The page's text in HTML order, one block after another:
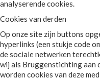
analyserende cookies.
Cookies van derden
Op onze site zijn buttons
hyperlinks (een stukje code
de sociale netwerken
wij als Bruggenstichting aan
worden cookies van deze